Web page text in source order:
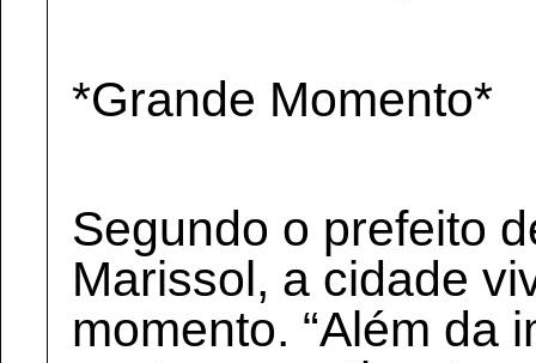
*Grande Momento*
Segundo o prefeito
Marissol, a cidade
momento. “Além da